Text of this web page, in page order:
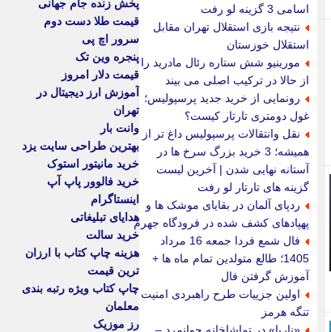
اسامی 3 گزینه لو رفت
نتیجه بازی استقلال تهران مقابل
استقلال خوزستان
مورینیو شش ستاره رئال مادرید را
از حالا در ترکیب اصلی می بیند
رونمایی از خرید جدید پرسپولیس؛
غول دومتری تارتار کیست؟
نقل وانتقالات پرسپولیس داغ تر از
همیشه؛ 3 خرید بزرگ سرخ ها در
آستانه نهایی شدن | آخرین لیست
گزینه های تارتار لو رفت
ردپای آلمان در بقایای موشک ها و
پهپادهای کشف شده در فرودگاه جهرم
فال شمع فردا جمعه 16 مرداد
1405؛ طالع متولدین تمام ماه ها +
آموزش گرفتن فال
اولین جزییات طرح راهبردی امنیت
تنگه هرمز
پخش زنده جام جهانی
قیمت طلا دست دوم
سرور اچ پی
پنجره وین تک
قیمت دلار امروز
آموزش ارز دیجیتال در
تهران
وانت بار
بهترین طراحی سایت یزد
خرید مانیتور استوک
خرید فالوور پاپ آپ
اینستاگرام
هدایای تبلیغاتی
خرید سالت
هزینه چاپ کتاب با ارزان
ترین قیمت
چاپ کتاب ویژه رتبه بندی
معلمان
رز موزیک